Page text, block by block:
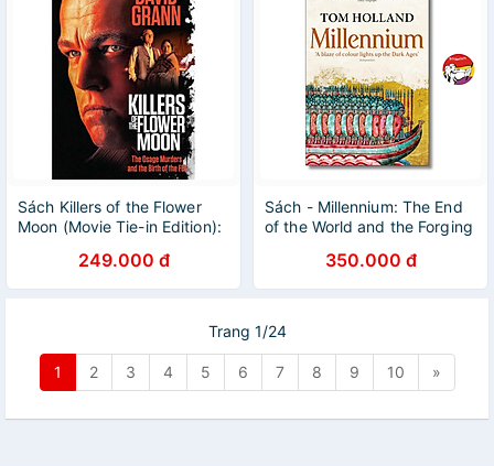
Sách Killers of the Flower
Moon (Movie Tie-in Edition):
Birth of the FBI249.000 đ
Sách - Millennium: The End
of the World and the Forging
Holland - History book
350.000 đ
Trang 1/24
1 2 3 4 5 6 7 8 9 10 »